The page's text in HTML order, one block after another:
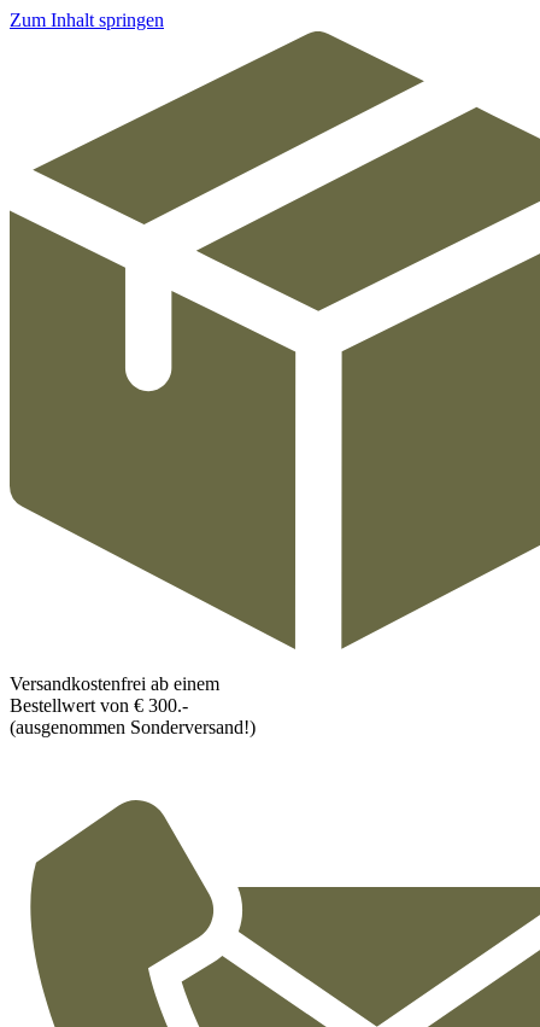
Zum Inhalt springen
Versandkostenfrei ab einem
Bestellwert von € 300.-
(ausgenommen Sonderversand!)